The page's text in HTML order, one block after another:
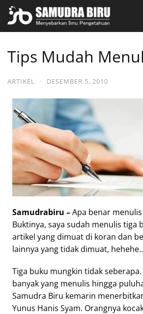
Tips Mudah
ARTIKEL · DESEMBER 5, 2010
Samudrabiru –Apa benar
Buktinya, saya sudah menulis tiga
artikel yang dimuat di koran dan
lainnya yang tidak dimuat,
Tiga buku mungkin tidak
banyak yang menulis hingga
Samudra Biru kemarin
Yunus Hanis Syam. Orangnya